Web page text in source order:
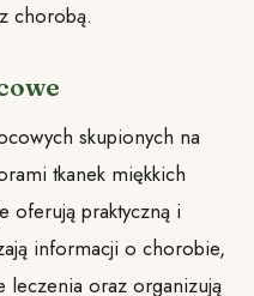
chorobą.
skupionych na
tkanek miękkich
oferują praktyczną i
informacji o chorobie,
leczenia oraz organizują